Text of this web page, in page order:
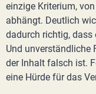
einzige Kriterium,
abhängt. Deutlich
dadurch richtig,
Und unverständliche
der Inhalt falsch ist.
eine Hürde für das